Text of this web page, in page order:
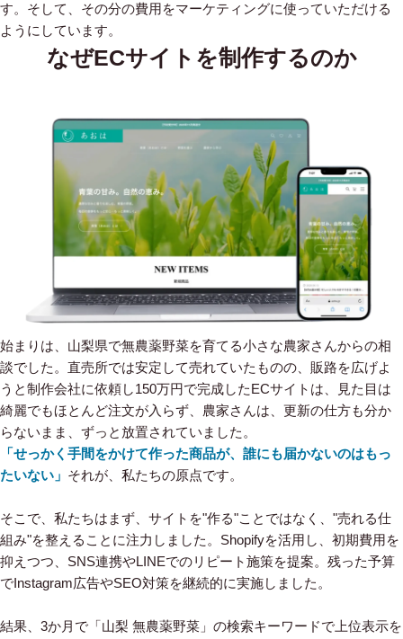
す。そして、その分の費用をマーケティングに使っていただける
ようにしています。
なぜECサイトを制作するのか
始まりは、山梨県で無農薬野菜を育てる小さな農家さんからの相
談でした。直売所では安定して売れていたものの、販路を広げよ
うと制作会社に依頼し150万円で完成したECサイトは、見た目は
綺麗でもほとんど注文が入らず、農家さんは、更新の仕方も分か
らないまま、ずっと放置されていました。
「せっかく手間をかけて作った商品が、誰にも届かないのはもっ
たいない」 それが、私たちの原点です。
そこで、私たちはまず、サイトを"作る"ことではなく、"売れる仕
組み"を整えることに注力しました。Shopifyを活用し、初期費用を
抑えつつ、SNS連携やLINEでのリピート施策を提案。残った予算
でInstagram広告やSEO対策を継続的に実施しました。
結果、3か月で「山梨 無農薬野菜」の検索キーワードで上位表示を